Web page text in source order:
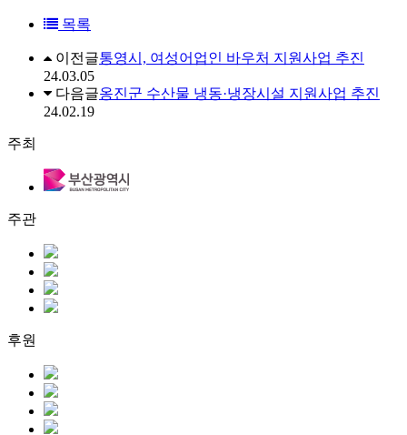
목록
이전글통영시, 여성어업인 바우처 지원사업 추진
24.03.05
다음글옹진군 수산물 냉동·냉장시설 지원사업 추진
24.02.19
주최
주관
후원